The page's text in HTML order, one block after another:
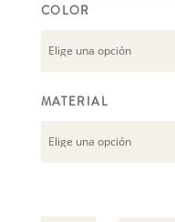
COLOR
MATERIAL